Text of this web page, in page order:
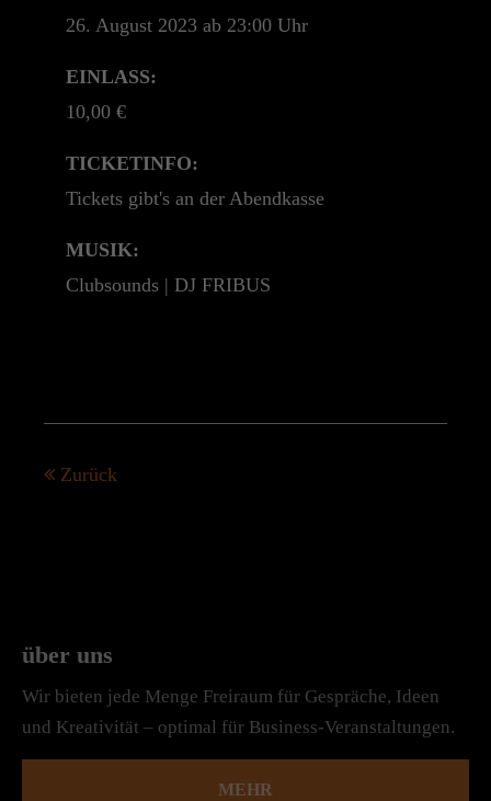
Lorem ipsum dolor sit amet, consectetuer
massa. Cum sociis natoque penatibus et magnis
dis parturient montes, nascetur ridiculus mus.
26. August 2023 ab 23:00 Uhr
EINLASS:
10,00 €
TICKETINFO:
Tickets gibt's an der Abendkasse
MUSIK:
Clubsounds | DJ FRIBUS
Zurück
über uns
Wir bieten jede Menge Freiraum für Gespräche, Ideen
und Kreativität – optimal für Business-Veranstaltungen.
MEHR